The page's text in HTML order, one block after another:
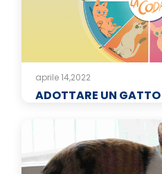
aprile 14,2022
ADOTTARE UN GATTO